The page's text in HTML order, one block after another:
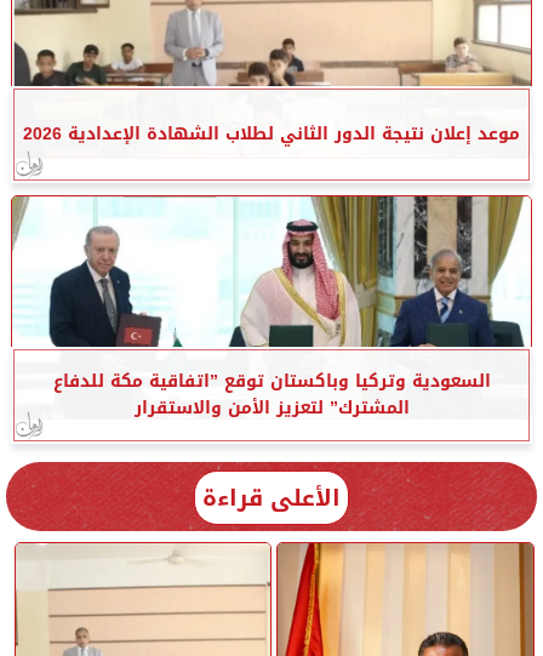
موعد إعلان نتيجة الدور الثاني لطلاب الشهادة الإعدادية 2026
السعودية وتركيا وباكستان توقع ”اتفاقية مكة للدفاع
المشترك” لتعزيز الأمن والاستقرار
الأعلى قراءة